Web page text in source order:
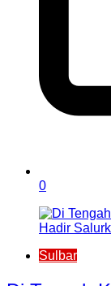
0
Sulbar